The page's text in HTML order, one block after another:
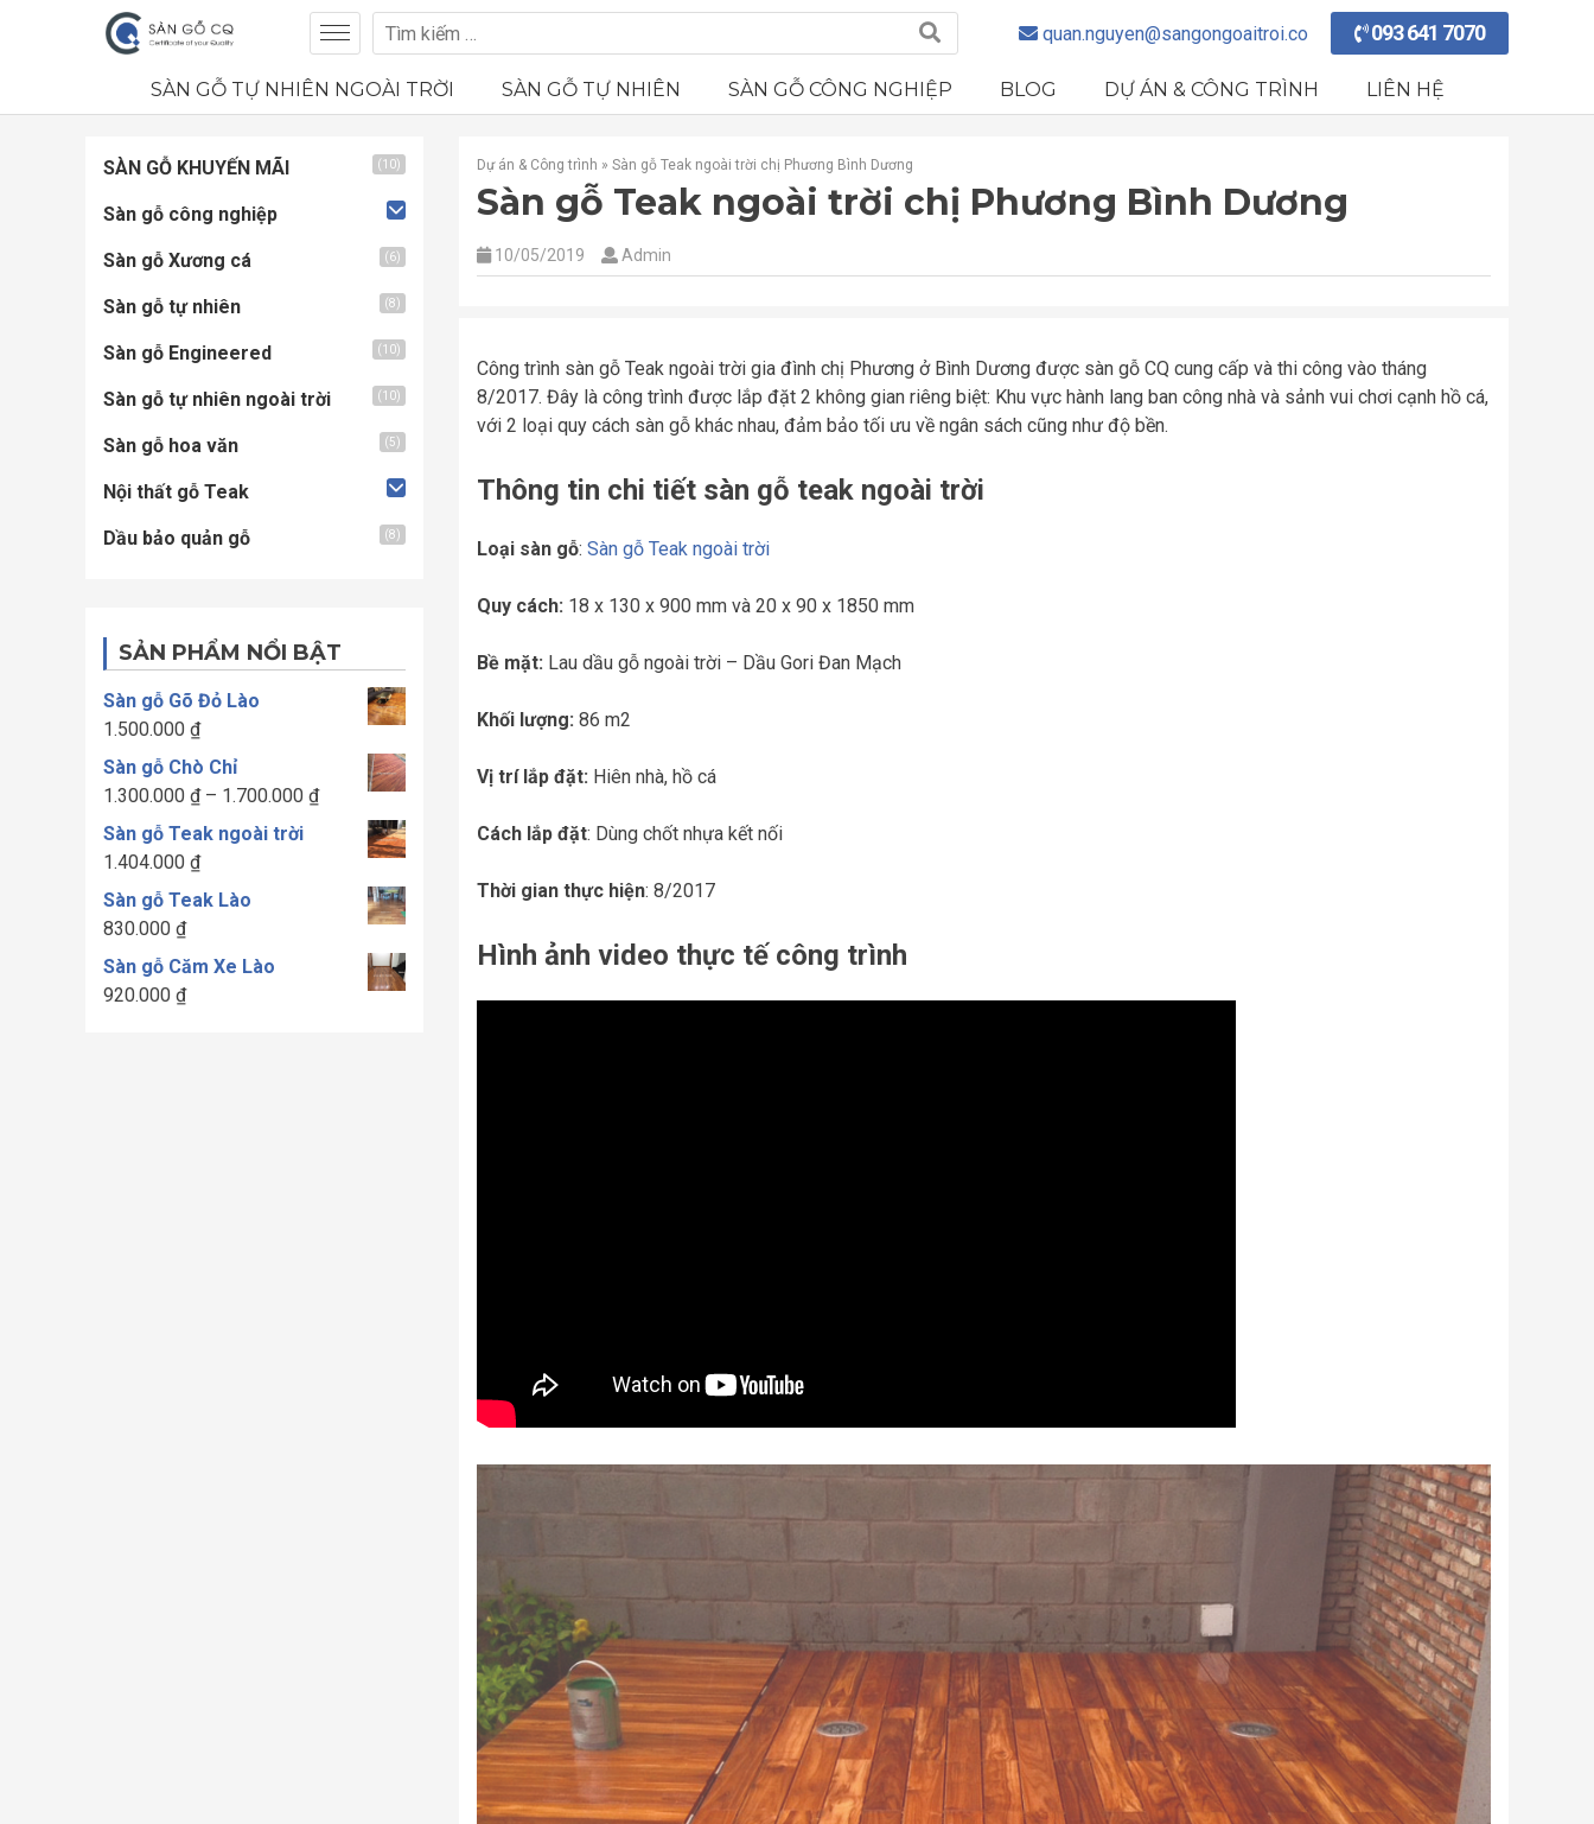
quan.nguyen@sangongoaitroi.co 093 641 7070
SÀN GỖ TỰ NHIÊN NGOÀI TRỜI SÀN GỖ TỰ NHIÊN SÀN GỖ CÔNG NGHIỆP BLOG DỰ ÁN & CÔNG TRÌNH LIÊN HỆ
Dự án & Công trình » Sàn gỗ Teak ngoài trời chị Phương Bình Dương
Sàn gỗ Teak ngoài trời chị Phương Bình Dương
10/05/2019 Admin
Công trình sàn gỗ Teak ngoài trời gia đình chị Phương ở Bình Dương được sàn gỗ CQ cung cấp và thi công vào tháng
8/2017. Đây là công trình được lắp đặt 2 không gian riêng biệt: Khu vực hành lang ban công nhà và sảnh vui chơi cạnh hồ cá,
với 2 loại quy cách sàn gỗ khác nhau, đảm bảo tối ưu về ngân sách cũng như độ bền.
Thông tin chi tiết sàn gỗ teak ngoài trời
Loại sàn gỗ: Sàn gỗ Teak ngoài trời
Quy cách: 18 x 130 x 900 mm và 20 x 90 x 1850 mm
Bề mặt: Lau dầu gỗ ngoài trời – Dầu Gori Đan Mạch
Khối lượng: 86 m2
Vị trí lắp đặt: Hiên nhà, hồ cá
Cách lắp đặt: Dùng chốt nhựa kết nối
Thời gian thực hiện: 8/2017
Hình ảnh video thực tế công trình
SÀN GỖ KHUYẾN MÃI (10)
Sàn gỗ công nghiệp
Sàn gỗ Xương cá (6)
Sàn gỗ tự nhiên (8)
Sàn gỗ Engineered (10)
Sàn gỗ tự nhiên ngoài trời (10)
Sàn gỗ hoa văn (5)
Nội thất gỗ Teak
Dầu bảo quản gỗ (8)
SẢN PHẨM NỔI BẬT
Sàn gỗ Gõ Đỏ Lào
1.500.000 ₫
Sàn gỗ Chò Chỉ
1.300.000 ₫ – 1.700.000 ₫Khoảng
Sàn gỗ Teak ngoài trời
1.404.000 ₫
Sàn gỗ Teak Lào
830.000 ₫
Sàn gỗ Căm Xe Lào
920.000 ₫